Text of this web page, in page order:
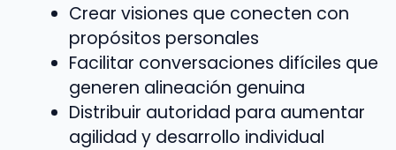
Crear visiones que conecten con
propósitos personales
Facilitar conversaciones difíciles que
generen alineación genuina
Distribuir autoridad para aumentar
agilidad y desarrollo individual